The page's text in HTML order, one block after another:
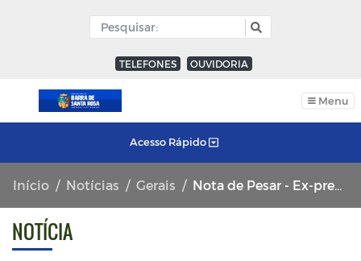
TELEFONES OUVIDORIA
Menu
Acesso Rápido
Início Notícias Gerais Nota de Pesar - Ex-prefeito Alberto Nepomuceno
NOTÍCIA